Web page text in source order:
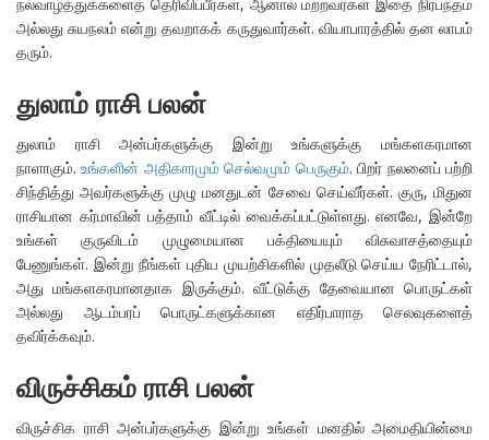
நல்வாழ்த்துக்களைத் தெரிவிப்பீர்கள், ஆனால் மற்றவர்கள் இதை நிர்பந்தம்
அல்லது சுயநலம் என்று தவறாகக் கருதுவார்கள். வியாபாரத்தில் தன லாபம்
தரும்.
துலாம் ராசி பலன்
துலாம் ராசி அன்பர்களுக்கு இன்று உங்களுக்கு மங்களகரமான
நாளாகும்.உங்களின் அதிகாரமும் செல்வமும் பெருகும். பிறர் நலனைப் பற்றி
சிந்தித்து அவர்களுக்கு முழு மனதுடன் சேவை செய்வீர்கள். குரு, மிதுன
ராசியான கர்மாவின் பத்தாம் வீட்டில் வைக்கப்பட்டுள்ளது. எனவே, இன்றே
உங்கள் குருவிடம் முழுமையான பக்தியையும் விசுவாசத்தையும்
பேணுங்கள். இன்று நீங்கள் புதிய முயற்சிகளில் முதலீடு செய்ய நேரிட்டால்,
அது மங்களகரமானதாக இருக்கும். வீட்டுக்கு தேவையான பொருட்கள்
அல்லது ஆடம்பரப் பொருட்களுக்கான எதிர்பாராத செலவுகளைத்
தவிர்க்கவும்.
விருச்சிகம் ராசி பலன்
விருச்சிக ராசி அன்பர்களுக்கு இன்று உங்கள் மனதில் அமைதியின்மை